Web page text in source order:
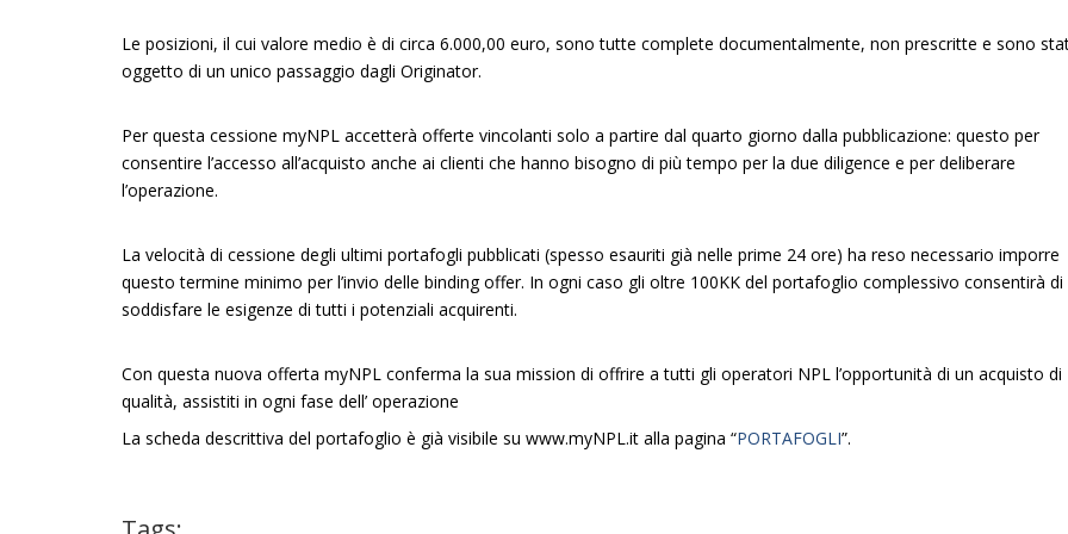
Le posizioni, il cui valore medio è di circa 6.000,00 euro, sono tutte complete documentalmente, non prescritte e sono
oggetto di un unico passaggio dagli Originator.
Per questa cessione myNPL accetterà offerte vincolanti solo a partire dal quarto giorno dalla pubblicazione: questo per
consentire l’accesso all’acquisto anche ai clienti che hanno bisogno di più tempo per la due diligence e per deliberare
l’operazione.
La velocità di cessione degli ultimi portafogli pubblicati (spesso esauriti già nelle prime 24 ore) ha reso necessario imporre
questo termine minimo per l’invio delle binding offer. In ogni caso gli oltre 100KK del portafoglio complessivo consentirà di
soddisfare le esigenze di tutti i potenziali acquirenti.
Con questa nuova offerta myNPL conferma la sua mission di offrire a tutti gli operatori NPL l’opportunità di un acquisto di
qualità, assistiti in ogni fase dell’ operazione
La scheda descrittiva del portafoglio è già visibile su www.myNPL.it alla pagina “PORTAFOGLI”.